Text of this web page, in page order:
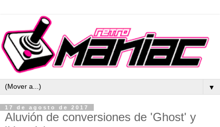
▼
17 de agosto de 2017
Aluvión de conversiones de 'Ghost' y